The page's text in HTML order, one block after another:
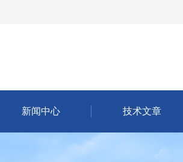
新闻中心 技术文章